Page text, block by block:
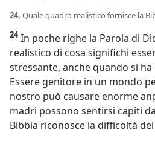
24. Quale quadro realistico fornisce la
24In poche righe la Parola di
realistico di cosa significhi
stressante, anchequando si
Essere genitore in un mondo
nostro può causare enorme
madri possono sentirsi capiti
Bibbia riconosce la difficoltà